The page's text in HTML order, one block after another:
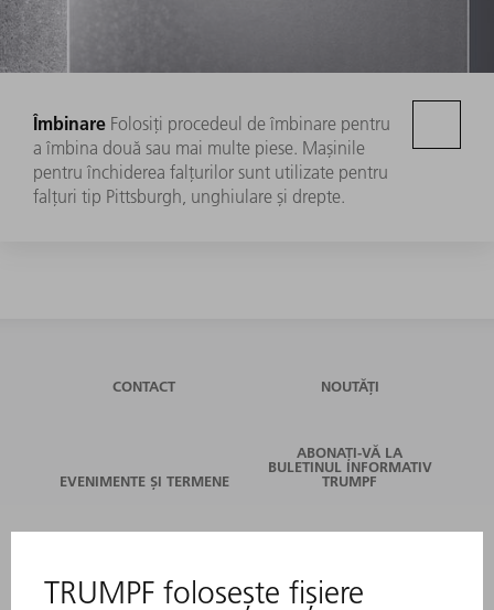
Îmbinare Folosiți procedeul de îmbinare pentru
a îmbina două sau mai multe piese. Mașinile
pentru închiderea falțurilor sunt utilizate pentru
falțuri tip Pittsburgh, unghiulare și drepte.
CONTACT NOUTĂȚI
EVENIMENTE ȘI TERMENE
ABONAȚI-VĂ LA
BULETINUL INFORMATIV
TRUMPF
SERVICII ONLINE